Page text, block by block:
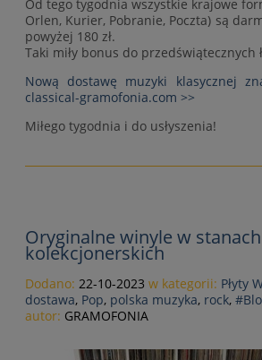
Od tego tygodnia wszystkie krajowe
Orlen, Kurier, Pobranie, Poczta) są
powyżej 180 zł.
Taki miły bonus do przedświątecznych
Nową dostawę muzyki klasycznej
classical-gramofonia.com >>
Miłego tygodnia i do usłyszenia!
Oryginalne winyle w stanach
kolekcjonerskich
Dodano: 22-10-2023 w kategorii: Płyty
dostawa, Pop, polska muzyka, rock,
autor: GRAMOFONIA